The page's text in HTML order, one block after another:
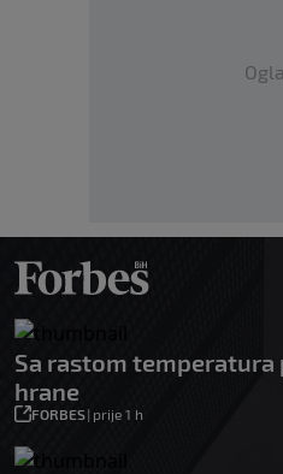
Sa rastom temperatura
hrane
FORBES| prije 1 h